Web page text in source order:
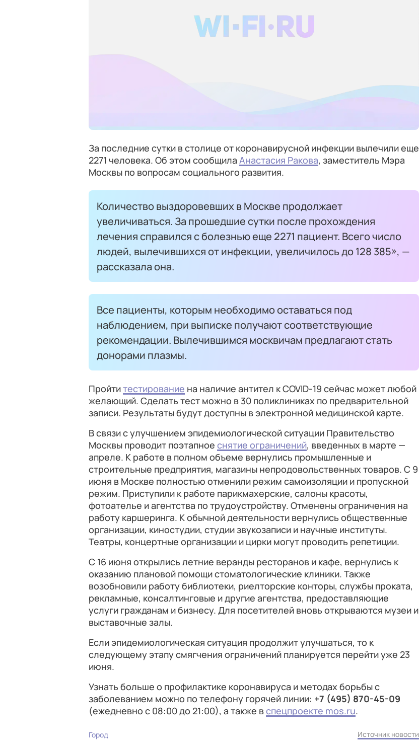
За последние сутки в столице от коронавирусной инфекции вылечили еще
2271 человека. Об этом сообщила Анастасия Ракова, заместитель Мэра
Москвы по вопросам социального развития.
Количество выздоровевших в Москве продолжает
увеличиваться. За прошедшие сутки после прохождения
лечения справился с болезнью еще 2271 пациент. Всего число
людей, вылечившихся от инфекции, увеличилось до 128 385», —
рассказала она.
Все пациенты, которым необходимо оставаться под
наблюдением, при выписке получают соответствующие
рекомендации. Вылечившимся москвичам предлагают стать
донорами плазмы.
Пройтитестирование на наличие антител к COVID-19 сейчас может любой
желающий. Сделать тест можно в 30 поликлиниках по предварительной
записи. Результаты будут доступны в электронной медицинской карте.
В связи с улучшением эпидемиологической ситуации Правительство
Москвы проводит поэтапное снятие ограничений, введенных в марте —
апреле. К работе в полном объеме вернулись промышленные и
строительные предприятия, магазины непродовольственных товаров. С 9
июня в Москве полностью отменили режим самоизоляции и пропускной
режим. Приступили к работе парикмахерские, салоны красоты,
фотоателье и агентства по трудоустройству. Отменены ограничения на
работу каршеринга. К обычной деятельности вернулись общественные
организации, киностудии, студии звукозаписи и научные институты.
Театры, концертные организации и цирки могут проводить репетиции.
С 16 июня открылись летние веранды ресторанов и кафе, вернулись к
оказанию плановой помощи стоматологические клиники. Также
возобновили работу библиотеки, риелторские конторы, службы проката,
рекламные, консалтинговые и другие агентства, предоставляющие
услуги гражданам и бизнесу. Для посетителей вновь открываются музеи и
выставочные залы.
Если эпидемиологическая ситуация продолжит улучшаться, то к
следующему этапу смягчения ограничений планируется перейти уже 23
июня.
Узнать больше о профилактике коронавируса и методах борьбы с
заболеванием можно по телефону горячей линии: +7 (495) 870-45-09
(ежедневно с 08:00 до 21:00), а также вспецпроекте mos.ru.
Город Источник новости